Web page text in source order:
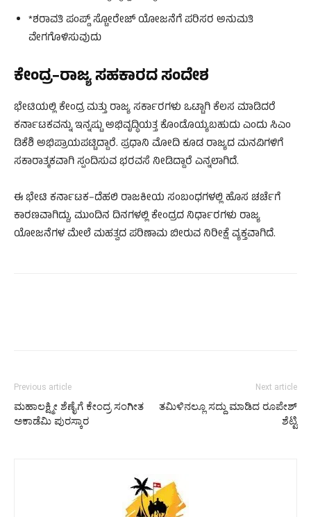
*ಶರಾವತಿ ಪಂಪ್ಡ್ ಸ್ಟೋರೇಜ್ ಯೋಜನೆಗೆ ಪರಿಸರ ಅನುಮತಿ
ವೇಗಗೊಳಿಸುವುದು
ಕೇಂದ್ರ–ರಾಜ್ಯ ಸಹಕಾರದ ಸಂದೇಶ
ಭೇಟಿಯಲ್ಲಿ ಕೇಂದ್ರ ಮತ್ತು ರಾಜ್ಯ ಸರ್ಕಾರಗಳು ಒಟ್ಟಾಗಿ ಕೆಲಸ ಮಾಡಿದರೆ
ಕರ್ನಾಟಕವನ್ನು ಇನ್ನಷ್ಟು ಅಭಿವೃದ್ಧಿಯತ್ತ ಕೊಂಡೊಯ್ಯಬಹುದು ಎಂದು ಸಿಎಂ
ಡಿಕೆಶಿ ಅಭಿಪ್ರಾಯಪಟ್ಟಿದ್ದಾರೆ. ಪ್ರಧಾನಿ ಮೋದಿ ಕೂಡ ರಾಜ್ಯದ ಮನವಿಗಳಿಗೆ
ಸಕಾರಾತ್ಮಕವಾಗಿ ಸ್ಪಂದಿಸುವ ಭರವಸೆ ನೀಡಿದ್ದಾರೆ ಎನ್ನಲಾಗಿದೆ.
ಈ ಭೇಟಿ ಕರ್ನಾಟಕ–ದೆಹಲಿ ರಾಜಕೀಯ ಸಂಬಂಧಗಳಲ್ಲಿ ಹೊಸ ಚರ್ಚೆಗೆ
ಕಾರಣವಾಗಿದ್ದು, ಮುಂದಿನ ದಿನಗಳಲ್ಲಿ ಕೇಂದ್ರದ ನಿರ್ಧಾರಗಳು ರಾಜ್ಯ
ಯೋಜನೆಗಳ ಮೇಲೆ ಮಹತ್ವದ ಪರಿಣಾಮ ಬೀರುವ ನಿರೀಕ್ಷೆ ವ್ಯಕ್ತವಾಗಿದೆ.
Previous article
ಮಹಾಲಕ್ಷ್ಮೀ ಶೆಣೈಗೆ ಕೇಂದ್ರ ಸಂಗೀತ
ಅಕಾಡೆಮಿ ಪುರಸ್ಕಾರ
Next article
ತಮಿಳಿನಲ್ಲೂ ಸದ್ದು ಮಾಡಿದ ರೂಪೇಶ್‌
ಶೆಟ್ಟಿ